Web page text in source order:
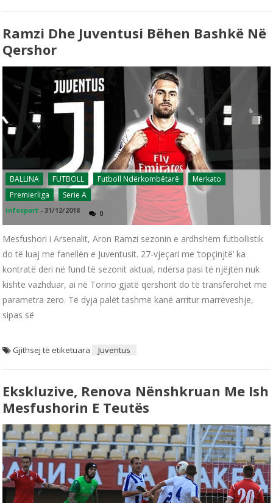
Ramzi Dhe Juventusi Bëhen Bashkë Në
Qershor
BALLINA FUTBOLL Futboll Ndërkombëtarë
Merkato
Premierliga
Serie A
infosport -31/12/2018 0
Mesfushori i Arsenalit, Aron Ramzi sezonin e ardhshëm futbollistik
do të luaj me fanellën e Juventusit. 27-vjeçari me ‘topçinjtë’ ka
kontratë deri në fund të sezonit aktual, ndërsa pasi të njëjtën nuk
kishte vazhduar, ai në Torino gjatë qershorit do të transferohet me
parametra zero. Të dyja palët tashmë kanë arritur marrëveshje,
sipas së
Gjithsej të etiketuara Juventus
Ekskluzive, Renova Nënshkruan Me Ish
Mesfushorin E Teutës